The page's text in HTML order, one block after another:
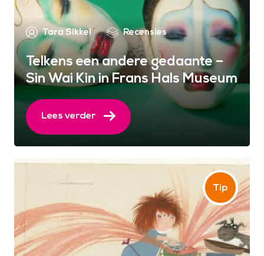
Tara Sikkel Recensies
Telkens een andere gedaante –
Sin Wai Kin in Frans Hals Museum
Lees verder